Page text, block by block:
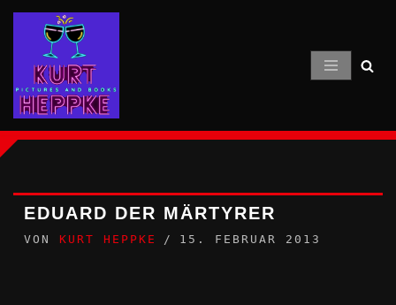
Inhalt
springen
EDUARD DER MÄRTYRER
VON KURT HEPPKE 15. FEBRUAR 2013